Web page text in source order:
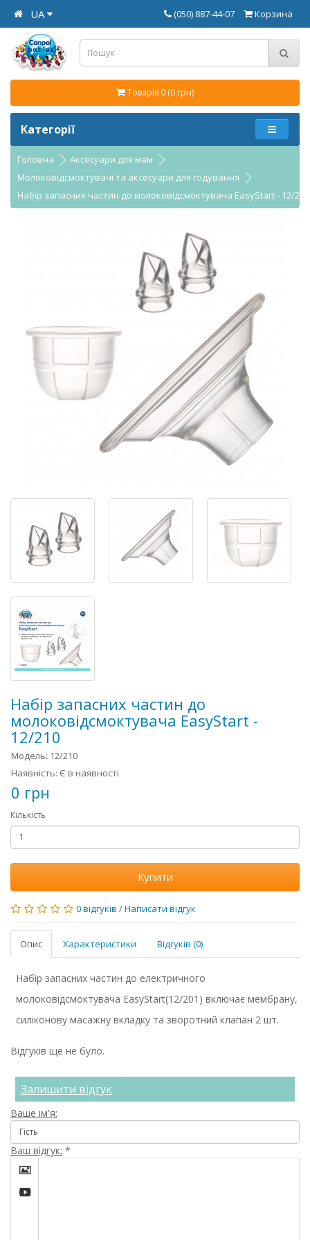
UA Корзина
(050) 887-44-07
Товарів 0 (0 грн)
Категорії
Головна
Аксесуари для мам
Молоковідсмоктувачі та аксесуари для годування
Набір запасних частин до молоковідсмоктувача EasyStart - 12/210
Набір запасних частин до
молоковідсмоктувача EasyStart -
12/210
Модель: 12/210
Наявність: Є в наявності
0 грн
Кількість
Купити
0 відгуків /Написати відгук
Опис Характеристики Відгуків (0)
Набір запасних частин до електричного
молоковідсмоктувача EasyStart(12/201) включає мембрану,
силіконову масажну вкладку та зворотний клапан 2 шт.
Відгуків ще не було.
Залишити відгук
Ваше ім'я:
Ваш відгук: *

